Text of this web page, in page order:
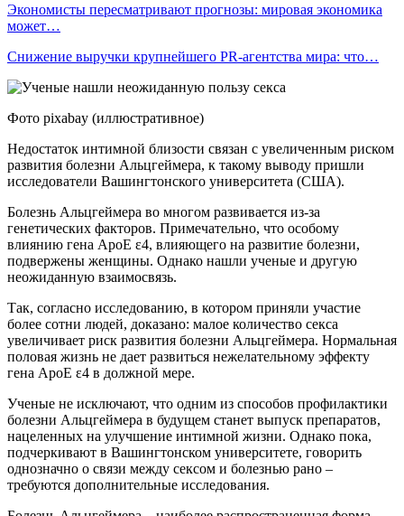
Экономисты пересматривают прогнозы: мировая экономика
может…
Снижение выручки крупнейшего PR-агентства мира: что…
Фото pixabay (иллюстративное)
Недостаток интимной близости связан с увеличенным риском
развития болезни Альцгеймера, к такому выводу пришли
исследователи Вашингтонского университета (США).
Болезнь Альцгеймера во многом развивается из-за
генетических факторов. Примечательно, что особому
влиянию гена ApoE ε4, влияющего на развитие болезни,
подвержены женщины. Однако нашли ученые и другую
неожиданную взаимосвязь.
Так, согласно исследованию, в котором приняли участие
более сотни людей, доказано: малое количество секса
увеличивает риск развития болезни Альцгеймера. Нормальная
половая жизнь не дает развиться нежелательному эффекту
гена ApoE ε4 в должной мере.
Ученые не исключают, что одним из способов профилактики
болезни Альцгеймера в будущем станет выпуск препаратов,
нацеленных на улучшение интимной жизни. Однако пока,
подчеркивают в Вашингтонском университете, говорить
однозначно о связи между сексом и болезнью рано –
требуются дополнительные исследования.